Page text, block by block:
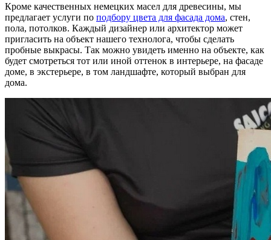
Кроме качественных немецких масел для древесины, мы
предлагает услуги по подбору цвета для фасада дома, стен,
пола, потолков. Каждый дизайнер или архитектор может
пригласить на объект нашего технолога, чтобы сделать
пробные выкрасы. Так можно увидеть именно на объекте, как
будет смотреться тот или иной оттенок в интерьере, на фасаде
доме, в экстерьере, в том ландшафте, который выбран для
дома.